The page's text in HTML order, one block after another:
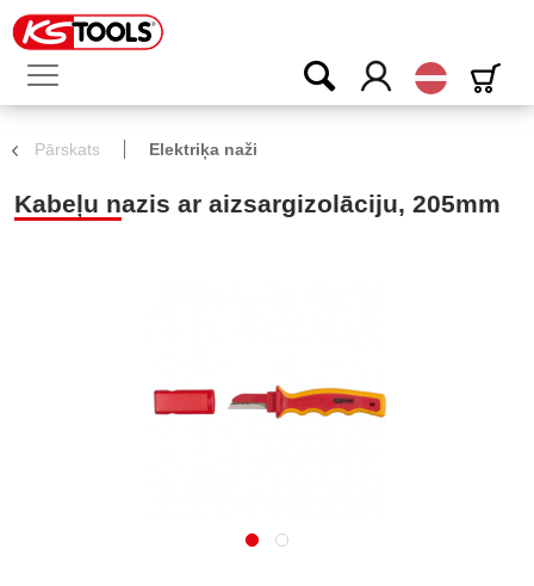
Latvijas
Pārskats Elektriķa naži
Kabeļu nazis ar aizsargizolāciju, 205mm